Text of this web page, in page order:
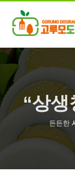
“상
든든한